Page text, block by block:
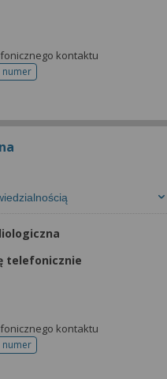
kontaktu
numerdo rejestracji
telefonicznie
kontaktu
numerdo rejestracji